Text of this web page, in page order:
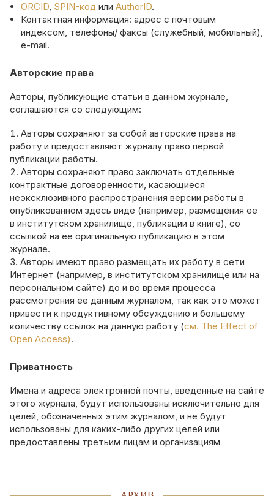
ORCID, SPIN-код или AuthorID.
Контактная информация: адрес с почтовым
индексом, телефоны/ факсы (служебный, мобильный),
e-mail.
Авторские права
Авторы, публикующие статьи в данном журнале,
соглашаются со следующим:
Авторы сохраняют за собой авторские права на
работу и предоставляют журналу право первой
публикации работы.
Авторы сохраняют право заключать отдельные
контрактные договоренности, касающиеся
неэксклюзивного распространения версии работы в
опубликованном здесь виде (например, размещения ее
в институтском хранилище, публикации в книге), со
ссылкой на ее оригинальную публикацию в этом
журнале.
Авторы имеют право размещать их работу в сети
Интернет (например, в институтском хранилище или на
персональном сайте) до и во время процесса
рассмотрения ее данным журналом, так как это может
привести к продуктивному обсуждению и большему
количеству ссылок на данную работу (см. The Effect of
Open Access).
Приватность
Имена и адреса электронной почты, введенные на сайте
этого журнала, будут использованы исключительно для
целей, обозначенных этим журналом, и не будут
использованы для каких-либо других целей или
предоставлены третьим лицам и организациям